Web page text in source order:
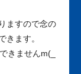
ますので念の
きます。
きませんm(_